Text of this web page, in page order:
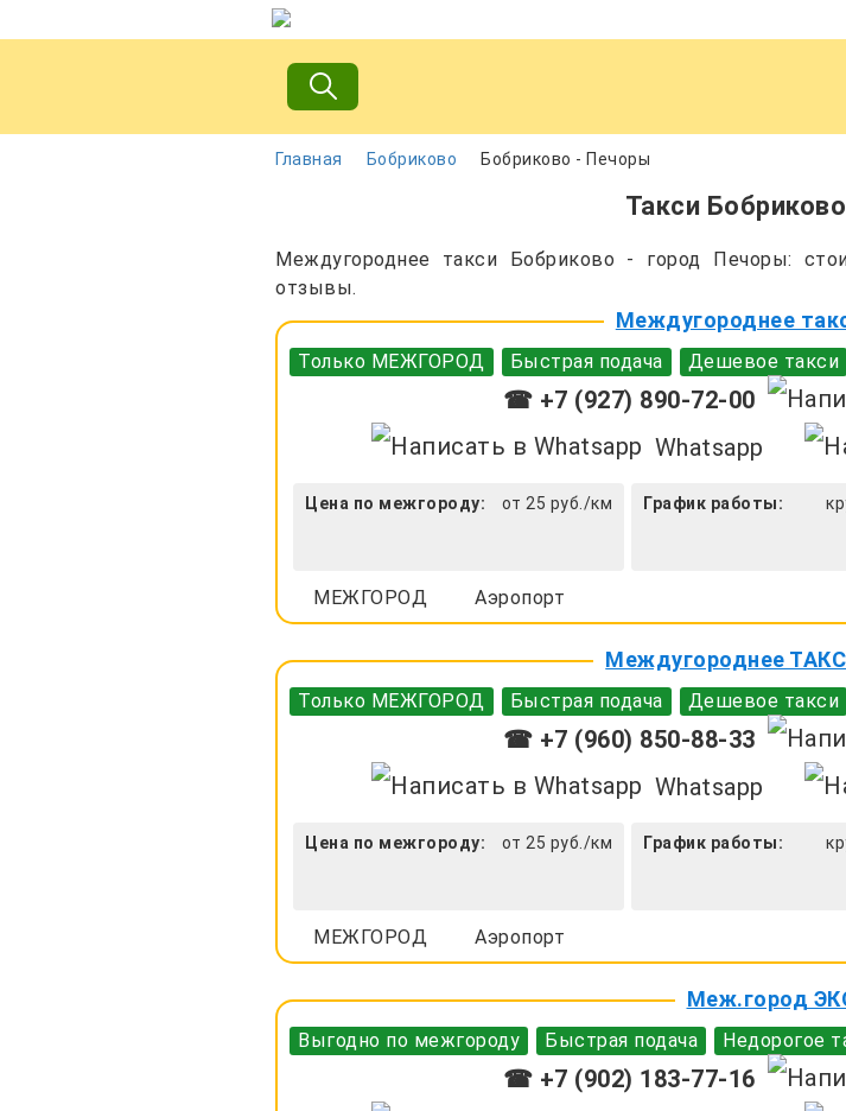
Главная Бобриково Бобриково - Печоры
Такси
Междугороднее такси Бобриково - город Печоры:
отзывы.
Междугороднее
Только МЕЖГОРОД Быстрая подача Дешевое такси
☎ +7 (927) 890-72-00
Whatsapp
Цена по межгороду: от 25 руб./км График работы:
МЕЖГОРОД Аэропорт
Междугороднее
Только МЕЖГОРОД Быстрая подача Дешевое такси
☎ +7 (960) 850-88-33
Whatsapp
Цена по межгороду: от 25 руб./км График работы:
МЕЖГОРОД Аэропорт
Меж.город
Выгодно по межгороду Быстрая подача Недорогое
☎ +7 (902) 183-77-16